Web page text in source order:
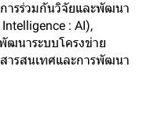
ารร่วมกันวิจัยและพัฒนา
: AI),
ฒนาระบบโครงข่าย
รสนเทศและการพัฒนา